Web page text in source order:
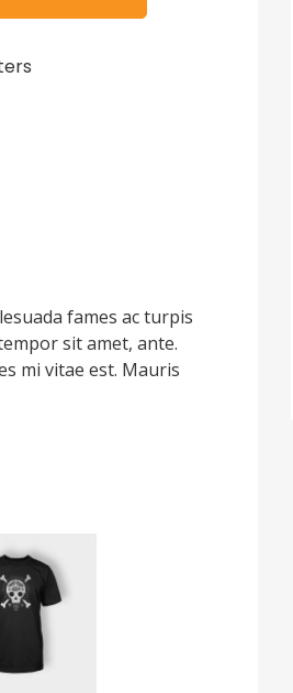
fames ac turpis
sit amet, ante.
mi vitae est. Mauris